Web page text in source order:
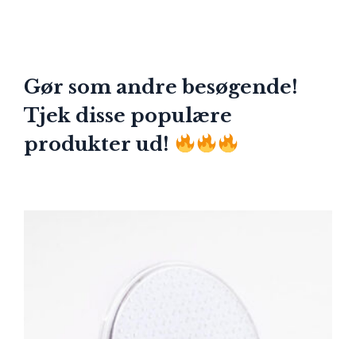
Gør som andre besøgende!
Tjek disse populære
produkter ud!